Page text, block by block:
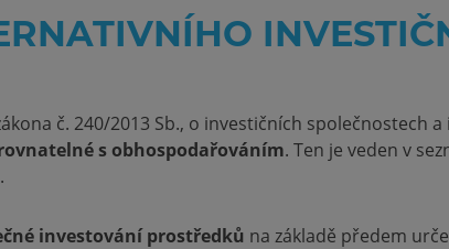
č. 240/2013 Sb., o investičních společnostech
s obhospodařováním. Ten je veden v
investování prostředků na základě předem